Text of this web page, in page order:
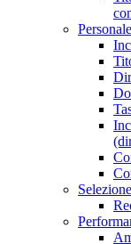
Personale